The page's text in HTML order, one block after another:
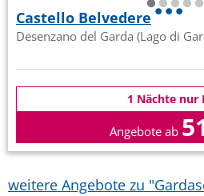
Castello Belvedere
Desenzano del Garda (Lago di
1 Nächte nur
Angebote ab
weitere Angebote zu